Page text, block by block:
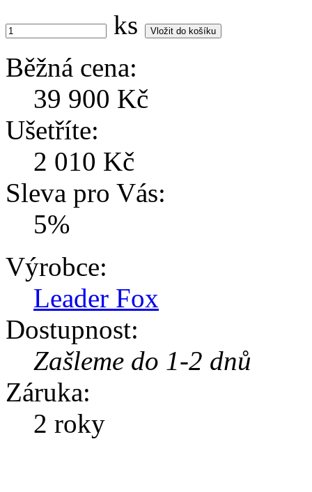
ks
Běžná cena:
39 900 Kč
Ušetříte:
2 010 Kč
Sleva pro Vás:
5%
Výrobce:
Leader Fox
Dostupnost:
Zašleme do 1-2 dnů
Záruka:
2 roky